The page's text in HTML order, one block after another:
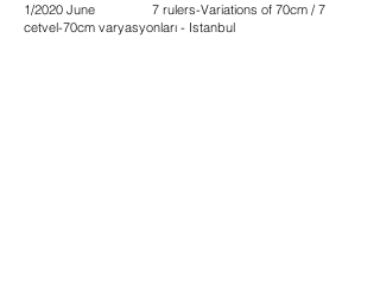
1/2020 June 7 rulers-Variations of 70cm / 7
cetvel-70cm varyasyonları - Istanbul